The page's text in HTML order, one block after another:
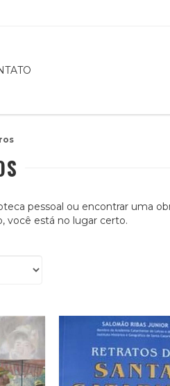
pessoal ou encontrar uma
você está no lugar certo.